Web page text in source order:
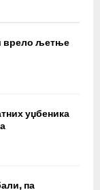
врело љетње
уџбеника
па